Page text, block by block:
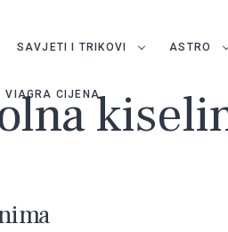
SAVJETI I TRIKOVI ASTRO
VIAGRA CIJENA